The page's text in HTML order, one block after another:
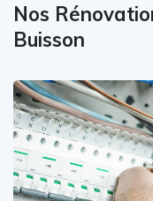
Nos
Buisson